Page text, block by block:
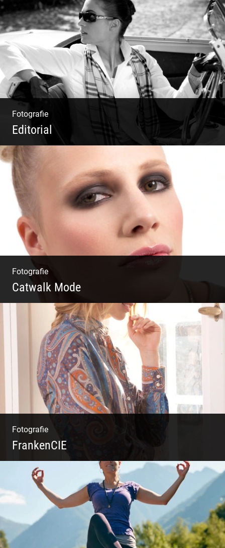
Fotografie
Editorial
Klassische Editorials
Fotografie
Catwalk Mode
Catwalk Mode Fotografie
Fotografie
FrankenCIE